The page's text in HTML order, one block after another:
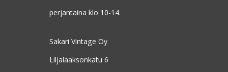
perjantaina klo 10-14.
Sakari Vintage Oy
Liljalaaksonkatu 6